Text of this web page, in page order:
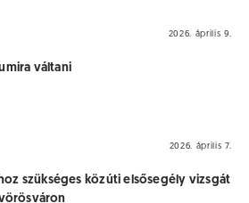
2026. április 9.
váltani
2026. április 7.
szükséges közúti elsősegély vizsgát